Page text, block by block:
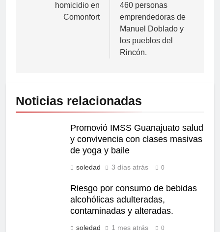
homicidio en
Comonfort
460 personas
emprendedoras de
Manuel Doblado y
los pueblos del
Rincón.
Noticias relacionadas
Promovió IMSS Guanajuato salud
y convivencia con clases masivas
de yoga y baile
soledad 3 días atrás 0
Riesgo por consumo de bebidas
alcohólicas adulteradas,
contaminadas y alteradas.
soledad 1 mes atrás 0